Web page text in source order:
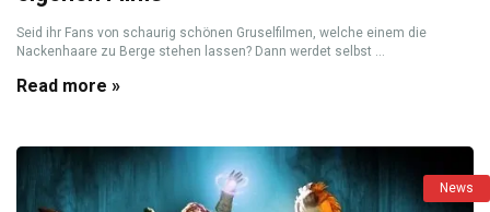
Seid ihr Fans von schaurig schönen Gruselfilmen, welche einem die
Nackenhaare zu Berge stehen lassen? Dann werdet selbst ...
Read more »
News